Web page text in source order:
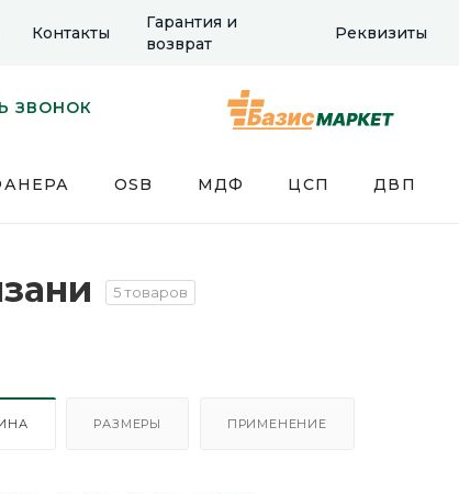
Контакты
Гарантия и
возврат
Реквизиты
ЗВОНОК
OSB МДФ ЦСП ДВП
5 товаров
РАЗМЕРЫ ПРИМЕНЕНИЕ